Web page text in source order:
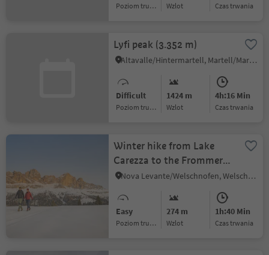
Poziom trudności Wzlot czas trwania
Lyfi peak (3.352 m)
Altavalle/Hintermartell, Martell/Martello, Vinschgau/Val Venosta
Difficult
Poziom trudności
1424 m
Wzlot
4h:16 Min
czas trwania
Winter hike from Lake
Carezza to the Frommer
Alm hut
Nova Levante/Welschnofen, Welschnofen/Nova Levante, Dolomites Region Eggental
Easy
Poziom trudności
274 m
Wzlot
1h:40 Min
czas trwania